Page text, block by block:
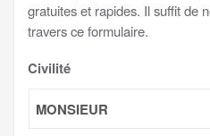
gratuites et rapides. Il suffit de
travers ce formulaire.
Civilité